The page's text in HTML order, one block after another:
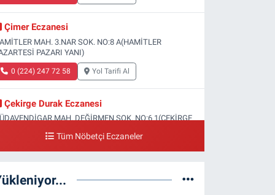
Çimer Eczanesi
MAH. 3.NAR SOK. NO:8 A(HAMİTLER
PAZARI YANI)
0 (224) 247 72 58 Yol Tarifi Al
Çekirge Durak Eczanesi
MAH. DEĞİRMEN SOK. NO:6 1(ÇEKİRGE
Engin Eczanesi
Tüm Nöbetçi Eczaneler